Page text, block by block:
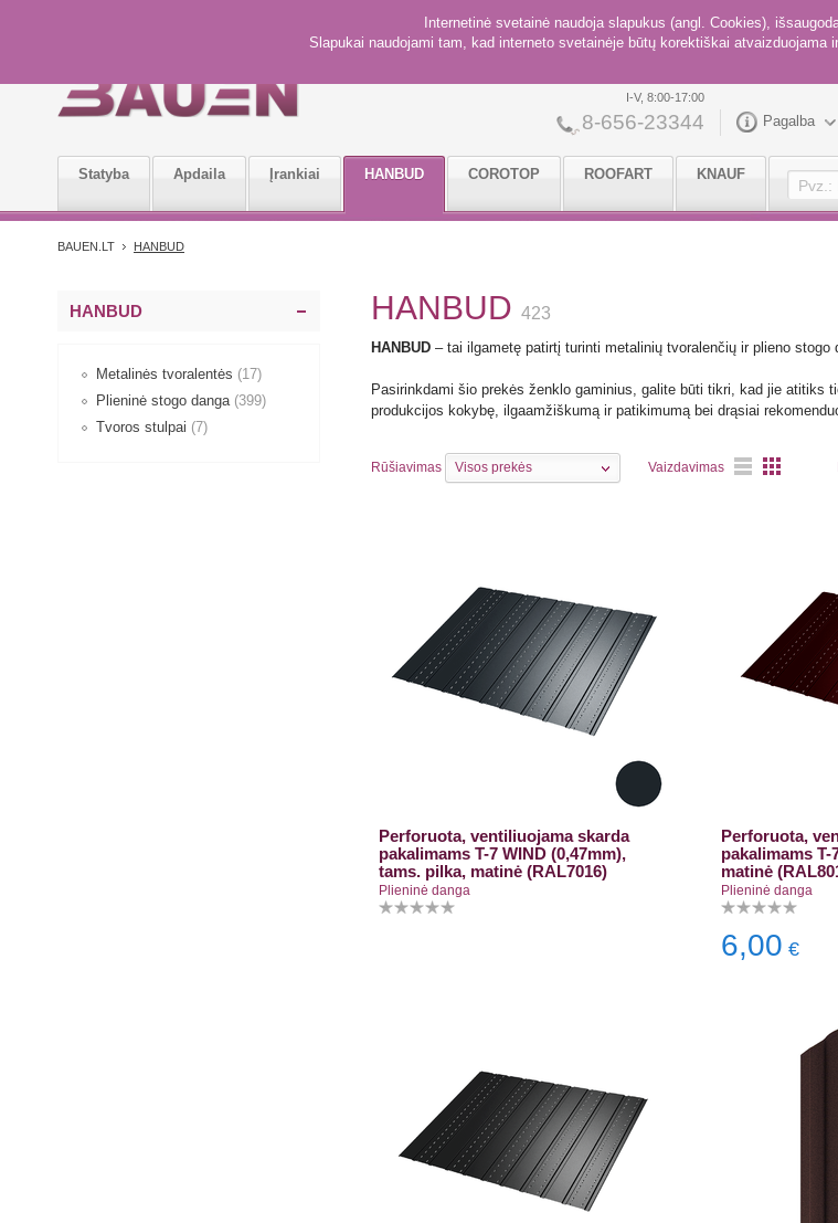
Internetinė svetainė naudoja slapukus (angl. Cookies),
Slapukai naudojami tam, kad interneto svetainėje būtų korektiškai
I-V, 8:00-17:00
8-656-23344 Pagalba
Statyba Apdaila Įrankiai HANBUD COROTOP ROOFART KNAUF
BAUEN.LT HANBUD
HANBUD 423
HANBUD – tai ilgametę patirtį turinti metalinių tvoralenčių ir plieno
Pasirinkdami šio prekės ženklo gaminius, galite būti tikri, kad jie
produkcijos kokybę, ilgaamžiškumą ir patikimumą bei drąsiai
Rūšiavimas Visos prekės
Vaizdavimas
Perforuota, ventiliuojama skarda
pakalimams T-7 WIND (0,47mm),
tams. pilka, matinė (RAL7016)
Plieninė danga
Perforuota,
pakalimams T-
matinė
Plieninė danga
6,00 €
HANBUD
Metalinės tvoralentės (17)
Plieninė stogo danga (399)
Tvoros stulpai (7)